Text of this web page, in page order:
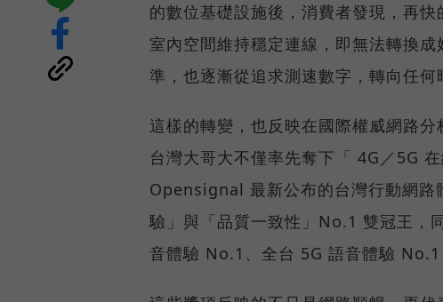
的數位基礎設施後，消費者發現，再
室內空間維持穩定連線，即無法轉換
準，也逐漸從追求測速數字，轉向任何
這樣的轉變，也反映在國際權威網路
台灣大哥大不僅率先奪下「 4G／5G
Opensignal 最新公布的台灣行動網路
驗」與「品質一致性」No.1 雙冠王，
音體驗 No.1、全台 5G 語音體驗